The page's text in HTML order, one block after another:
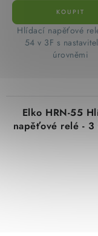
Hlídací napěťové
54 v 3F s
úrovněmi
Elko HRN-55
napěťové relé - 3